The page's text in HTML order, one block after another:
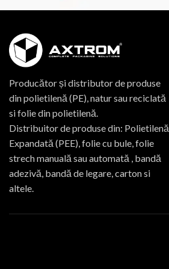
Producător și distributor de produse
din polietilenă (PE), natur sau reciclată
si folie din polietilenă.
Distribuitor de produse din: Polietilenă
Expandată (PEE), folie cu bule, folie
strech manuală sau automată , bandă
adezivă, bandă de legare, carton si
altele.